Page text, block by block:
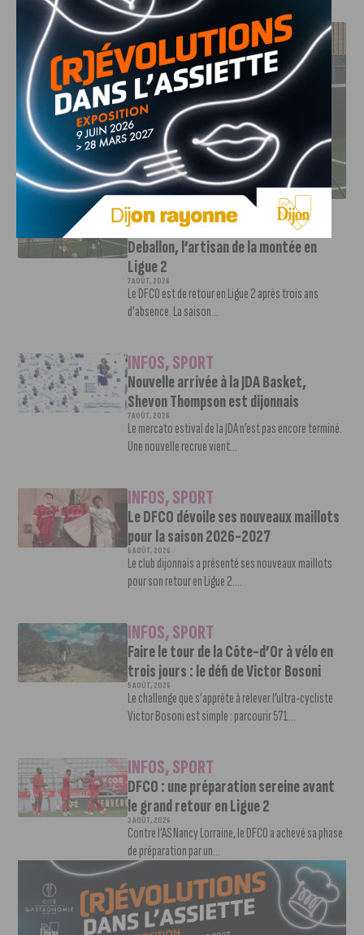
J'AIME LE DFCO
DFCO : RENCONTRE AVEC PIERRE-HENRI DEBALLON,
L’ARTISAN DE LA MONTÉE EN LIGUE 2
INFOS,SPORT
DFCO : Rencontre avec Pierre-Henri
Deballon, l’artisan de la montée en
Ligue 2
7 AOÛT, 2026
Le DFCO est de retour en Ligue 2 après trois ans
d’absence. La saison...
INFOS,SPORT
Nouvelle arrivée à la JDA Basket,
Shevon Thompson est dijonnais
7 AOÛT, 2026
Le mercato estival de la JDA n’est pas encore terminé.
Une nouvelle recrue vient...
INFOS,SPORT
Le DFCO dévoile ses nouveaux maillots
pour la saison 2026-2027
6 AOÛT, 2026
Le club dijonnais a présenté ses nouveaux maillots
pour son retour en Ligue 2....
INFOS,SPORT
Faire le tour de la Côte-d’Or à vélo en
trois jours : le défi de Victor Bosoni
5 AOÛT, 2026
Le challenge que s’apprête à relever l’ultra-cycliste
Victor Bosoni est simple : parcourir 571...
INFOS,SPORT
DFCO : une préparation sereine avant
le grand retour en Ligue 2
3 AOÛT, 2026
Contre l’AS Nancy Lorraine, le DFCO a achevé sa phase
de préparation par un...